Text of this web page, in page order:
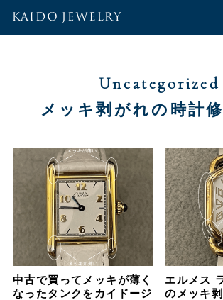
Uncategorized
メッキ剥がれの時計
中古で買ってメッキが薄く
なったタンクをカイドージ
エルメス
のメッキ